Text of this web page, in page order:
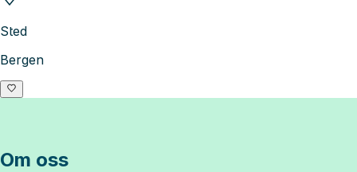
Sted
Bergen
Om oss